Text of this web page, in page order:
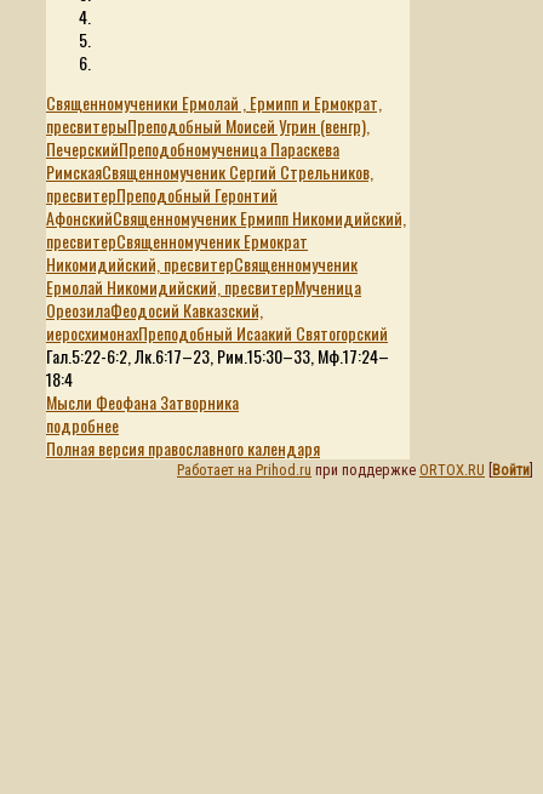
Священномученики Ермолай , Ермипп и Ермократ,
пресвитерыПреподобный Моисей Угрин (венгр),
ПечерскийПреподобномученица Параскева
РимскаяСвященномученик Сергий Стрельников,
пресвитерПреподобный Геронтий
АфонскийСвященномученик Ермипп Никомидийский,
пресвитерСвященномученик Ермократ
Никомидийский, пресвитерСвященномученик
Ермолай Никомидийский, пресвитерМученица
ОреозилаФеодосий Кавказский,
иеросхимонахПреподобный Исаакий Святогорский
Гал.5:22-6:2, Лк.6:17–23, Рим.15:30–33, Мф.17:24–
18:4
Мысли Феофана Затворника
подробнее
Полная версия православного календаря
Работает на Prihod.ru при поддержке ORTOX.RU Войти